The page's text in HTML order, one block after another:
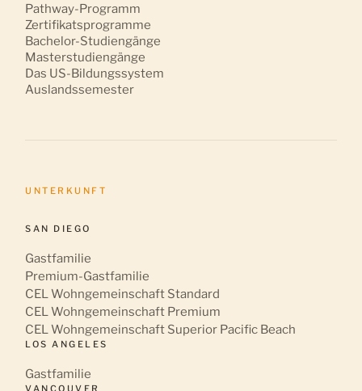
Pathway-Programm
Zertifikatsprogramme
Bachelor-Studiengänge
Masterstudiengänge
Das US-Bildungssystem
Auslandssemester
UNTERKUNFT
SAN DIEGO
Gastfamilie
Premium-Gastfamilie
CEL Wohngemeinschaft Standard
CEL Wohngemeinschaft Premium
CEL Wohngemeinschaft Superior Pacific Beach
LOS ANGELES
Gastfamilie
VANCOUVER